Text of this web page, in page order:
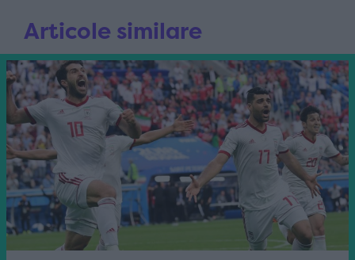
Articole similare